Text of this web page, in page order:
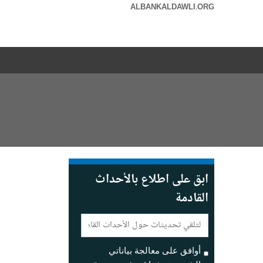
ALBANKALDAWLI.ORG
ابق على اطلاع بالأحداث
القادمة
E-
mail:
أوافق على معالجة بياناتي